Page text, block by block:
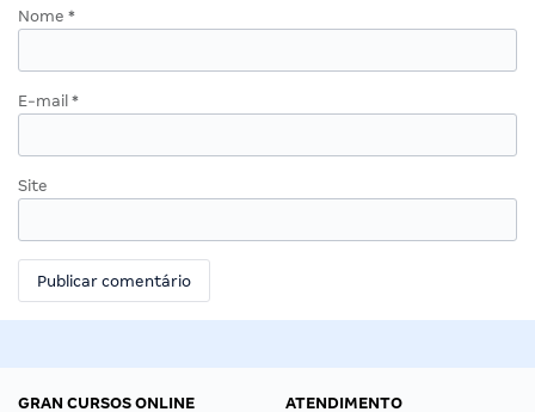
Nome *
E-mail *
Site
GRAN CURSOS ONLINE
ATENDIMENTO